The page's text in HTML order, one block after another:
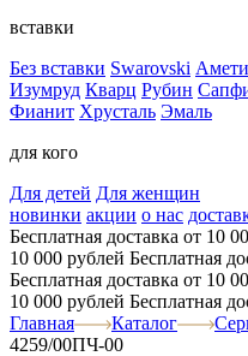
вставки
Без вставки Swarovski
Изумруд Кварц Рубин
Фианит Хрусталь Эмаль
для кого
Для детей Для женщин
новинки акции о нас
Бесплатная доставка от 10
10 000 рублей Бесплатная
Бесплатная доставка от 10
10 000 рублей Бесплатная
Главная
Каталог
4259/00ПЧ-00